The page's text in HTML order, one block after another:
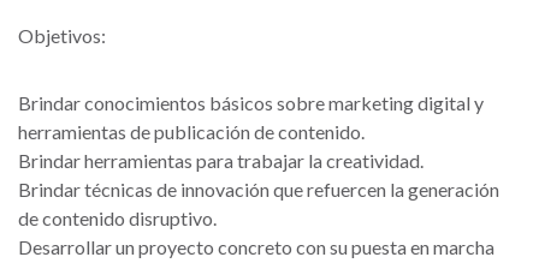
Objetivos:
Brindar conocimientos básicos sobre marketing digital y
herramientas de publicación de contenido.
Brindar herramientas para trabajar la creatividad.
Brindar técnicas de innovación que refuercen la generación
de contenido disruptivo.
Desarrollar un proyecto concreto con su puesta en marcha